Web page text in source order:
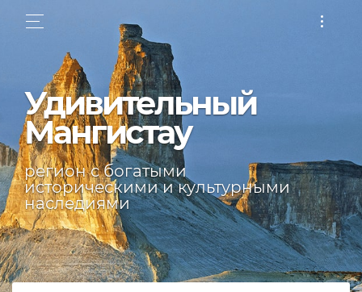
Удивительный
Мангистау
регион с богатыми
историческими и культурными
наследиями